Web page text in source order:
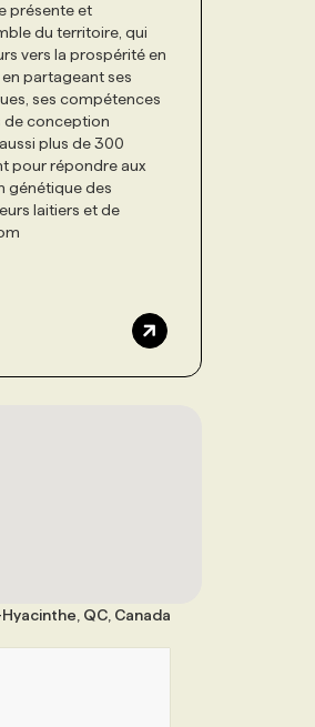
présente et
du territoire, qui
vers la prospérité en
partageant ses
ses compétences
de conception
plus de 300
pour répondre aux
génétique des
laitiers et de
QC, Canada